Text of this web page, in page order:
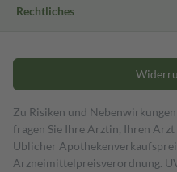
Rechtliches
Zu Risiken und
fragen Sie Ihre Ärztin, Ihren
Üblicher
Arzneimittelpreisverordnung.